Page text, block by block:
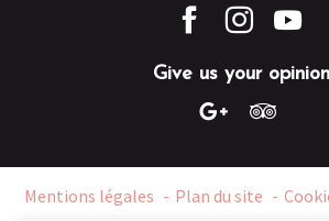
Give us your
Mentions légales Plan du site